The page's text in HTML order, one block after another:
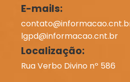
E-mails:
lgpd@informacao.cnt.br
Localização:
Rua Verbo Divino nº 586